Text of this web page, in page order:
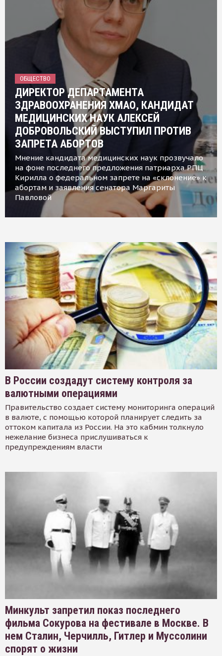
ОБЩЕСТВО
ДИРЕКТОР ДЕПАРТАМЕНТА
ЗДРАВООХРАНЕНИЯ ХМАО, КАНДИДАТ
МЕДИЦИНСКИХ НАУК АЛЕКСЕЙ
ДОБРОВОЛЬСКИЙ ВЫСТУПИЛ ПРОТИВ
ЗАПРЕТА АБОРТОВ
Мнение кандидата медицинских наук прозвучало
на фоне последнего предложения патриарха РПЦ
Кирилла о федеральном запрете на «склонение» к
абортам и заявления сенатора Маргариты
Павловой
В России создадут систему контроля за
валютными операциями
Правительство создает систему мониторинга операций
в валюте, с помощью которой планирует следить за
оттоком капитала из России. На это кабмин толкнуло
нежелание бизнеса прислушиваться к
предупреждениям власти
Минкульт запретил показ последнего
фильма Сокурова на фестивале в Москве. В
нем Сталин, Черчилль, Гитлер и Муссолини
спорят о жизни